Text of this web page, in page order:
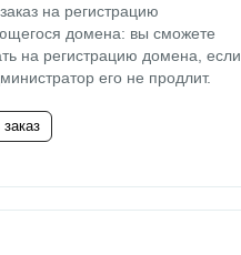
на регистрацию
домена: вы сможете
на регистрацию домена, если
его не продлит.